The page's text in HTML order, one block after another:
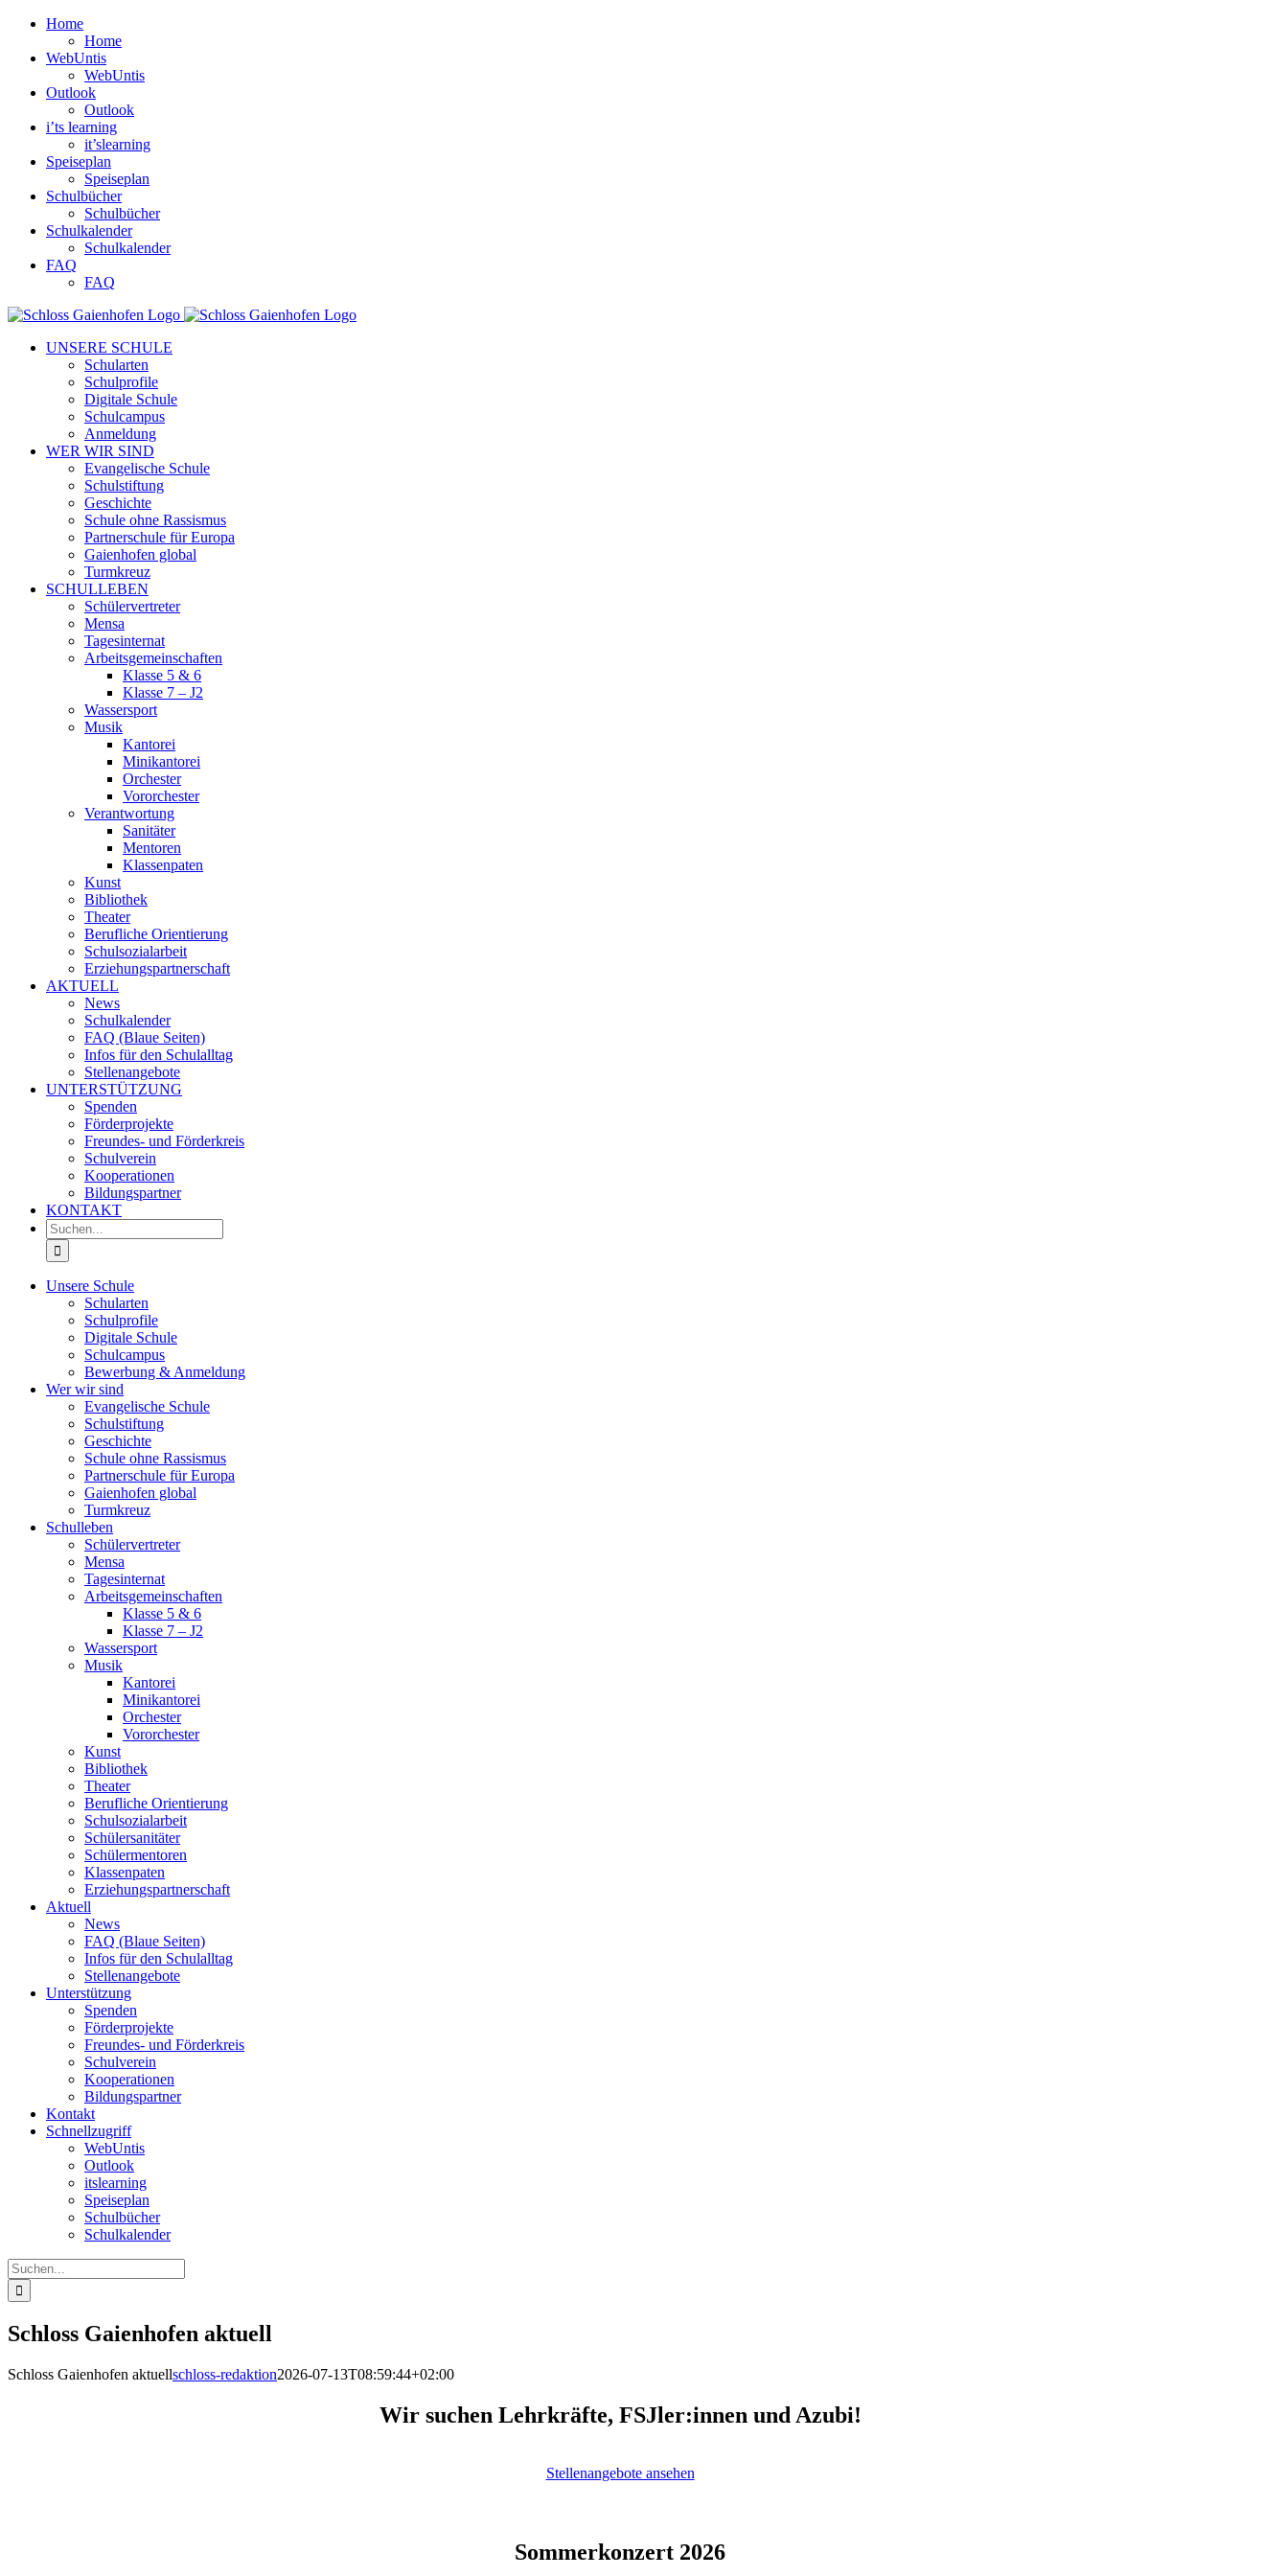
Zum
springen
Home
Home
WebUntis
WebUntis
Outlook
Outlook
i’ts learning
it’slearning
Speiseplan
Speiseplan
Schulbücher
Schulbücher
Schulkalender
Schulkalender
FAQ
FAQ
Facebook
Instagram
UNSERE SCHULE
Schularten
Schulprofile
Digitale Schule
Schulcampus
Anmeldung
WER WIR SIND
Evangelische Schule
Schulstiftung
Geschichte
Schule ohne Rassismus
Partnerschule für Europa
Gaienhofen global
Turmkreuz
SCHULLEBEN
Schülervertreter
Mensa
Tagesinternat
Arbeitsgemeinschaften
Klasse 5 & 6
Klasse 7 – J2
Wassersport
Musik
Kantorei
Minikantorei
Orchester
Vororchester
Verantwortung
Sanitäter
Mentoren
Klassenpaten
Kunst
Bibliothek
Theater
Berufliche Orientierung
Schulsozialarbeit
Erziehungspartnerschaft
AKTUELL
News
Schulkalender
FAQ (Blaue Seiten)
Infos für den Schulalltag
Stellenangebote
UNTERSTÜTZUNG
Spenden
Förderprojekte
Freundes- und Förderkreis
Schulverein
Kooperationen
Bildungspartner
KONTAKT
Suche
nach:
Unsere Schule
Schularten
Schulprofile
Digitale Schule
Schulcampus
Bewerbung & Anmeldung
Wer wir sind
Evangelische Schule
Schulstiftung
Geschichte
Schule ohne Rassismus
Partnerschule für Europa
Gaienhofen global
Turmkreuz
Schulleben
Schülervertreter
Mensa
Tagesinternat
Arbeitsgemeinschaften
Klasse 5 & 6
Klasse 7 – J2
Wassersport
Musik
Kantorei
Minikantorei
Orchester
Vororchester
Kunst
Bibliothek
Theater
Berufliche Orientierung
Schulsozialarbeit
Schülersanitäter
Schülermentoren
Klassenpaten
Erziehungspartnerschaft
Aktuell
News
FAQ (Blaue Seiten)
Infos für den Schulalltag
Stellenangebote
Unterstützung
Spenden
Förderprojekte
Freundes- und Förderkreis
Schulverein
Kooperationen
Bildungspartner
Kontakt
Schnellzugriff
WebUntis
Outlook
itslearning
Speiseplan
Schulbücher
Schulkalender
Suche
nach:
Schloss Gaienhofen aktuell
Schloss Gaienhofen aktuellschloss-redaktion2026-07-13T08:59:44+02:00
Wir suchen Lehrkräfte, FSJler:innen und Azubi!
Stellenangebote ansehen
Sommerkonzert 2026